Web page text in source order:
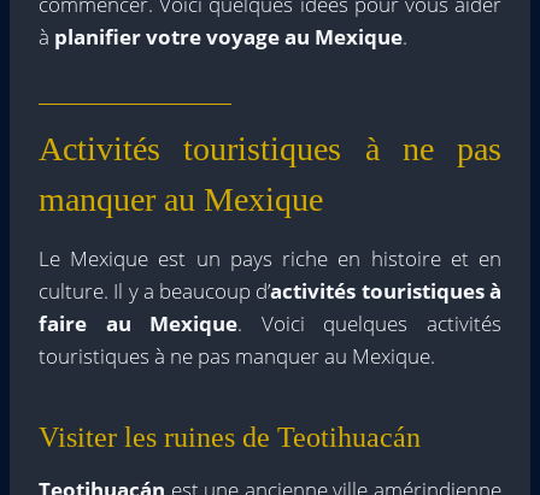
à planifier votre voyage au Mexique.
Activités touristiques à ne pas
manquer au Mexique
Le Mexique est un pays riche en histoire et en
culture. Il y a beaucoup d’activités touristiques à
faire au Mexique. Voici quelques activités
touristiques à ne pas manquer au Mexique.
Visiter les ruines de Teotihuacán